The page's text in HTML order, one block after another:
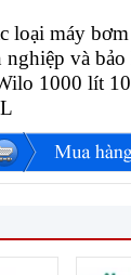
máy
và bảo
1000 lít